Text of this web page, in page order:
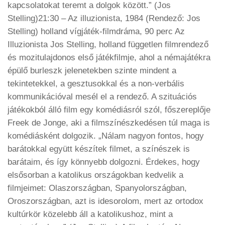
kapcsolatokat teremt a dolgok között.” (Jos
Stelling)21:30 – Az illuzionista, 1984 (Rendező: Jos
Stelling) holland vígjáték-filmdráma, 90 perc Az
Illuzionista Jos Stelling, holland független filmrendező
és mozitulajdonos első játékfilmje, ahol a némajátékra
épülő burleszk jelenetekben szinte mindent a
tekintetekkel, a gesztusokkal és a non-verbális
kommunikációval mesél el a rendező. A szituációs
játékokból álló film egy komédiásról szól, főszereplője
Freek de Jonge, aki a filmszínészkedésen túl maga is
komédiásként dolgozik. „Nálam nagyon fontos, hogy
barátokkal együtt készítek filmet, a színészek is
barátaim, és így könnyebb dolgozni. Érdekes, hogy
elsősorban a katolikus országokban kedvelik a
filmjeimet: Olaszországban, Spanyolországban,
Oroszországban, azt is idesorolom, mert az ortodox
kultúrkör közelebb áll a katolikushoz, mint a